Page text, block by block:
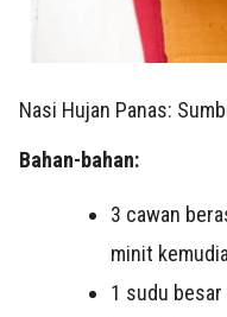
Nasi Hujan Panas:
Bahan-bahan:
3 cawan
minit
1 sudu